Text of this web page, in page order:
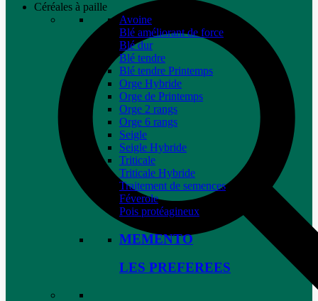
Céréales à paille
Avoine
Blé améliorant de force
Blé dur
Blé tendre
Blé tendre Printemps
Orge Hybride
Orge de Printemps
Orge 2 rangs
Orge 6 rangs
Seigle
Seigle Hybride
Triticale
Triticale Hybride
Traitement de semences
Féverole
Pois protéagineux
MEMENTO
LES PREFEREES